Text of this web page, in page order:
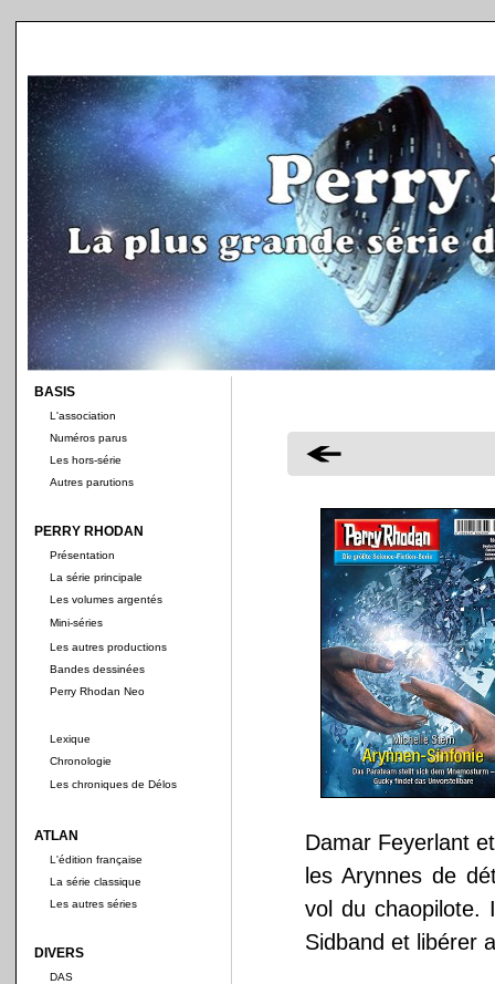
BASIS
L'association
Numéros parus
Les hors-série
Autres parutions
PERRY RHODAN
Présentation
La série principale
Les volumes argentés
Mini-séries
Les autres productions
Bandes dessinées
Perry Rhodan Neo
Lexique
Chronologie
Les chroniques de Délos
ATLAN
L'édition française
La série classique
Les autres séries
DIVERS
DAS
Damar Feyerlant
les Arynnes de
vol du chaopilote.
Sidband et libérer